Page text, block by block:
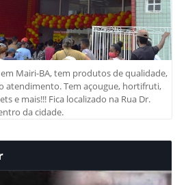
Mairi-BA, tem produtos de qualidade,
atendimento. Tem açougue, hortifruti,
e mais!!! Fica localizado na Rua Dr.
da cidade.